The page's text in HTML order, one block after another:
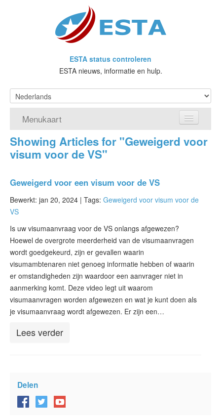
ESTA status controleren
ESTA nieuws, informatie en hulp.
Menukaart
Home
Wat is ESTA?
VWP
ESTA status
ESTA-artikelen
Neem contact op met
Showing Articles for "Geweigerd voor
visum voor de VS"
Geweigerd voor een visum voor de VS
Bewerkt: jan 20, 2024 | Tags: Geweigerd voor visum voor de
VS
Is uw visumaanvraag voor de VS onlangs afgewezen?
Hoewel de overgrote meerderheid van de visumaanvragen
wordt goedgekeurd, zijn er gevallen waarin
visumambtenaren niet genoeg informatie hebben of waarin
er omstandigheden zijn waardoor een aanvrager niet in
aanmerking komt. Deze video legt uit waarom
visumaanvragen worden afgewezen en wat je kunt doen als
je visumaanvraag wordt afgewezen. Er zijn een…
Lees verder
Delen